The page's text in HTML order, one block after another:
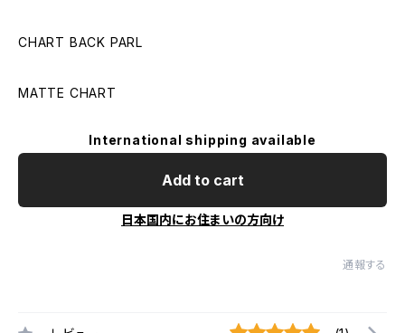
CHART BACK PARL
MATTE CHART
International shipping available
Add to cart
日本国内にお住まいの方向け
通報する